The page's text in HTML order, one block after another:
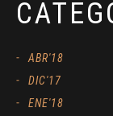
ABR'18
DIC'17
ENE'18